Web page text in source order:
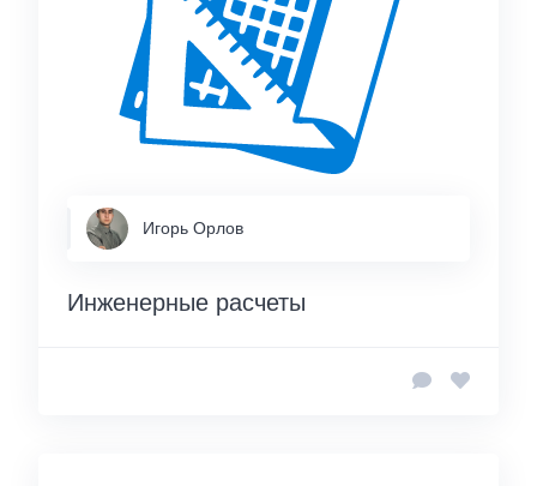
Игорь Орлов
Инженерные расчеты